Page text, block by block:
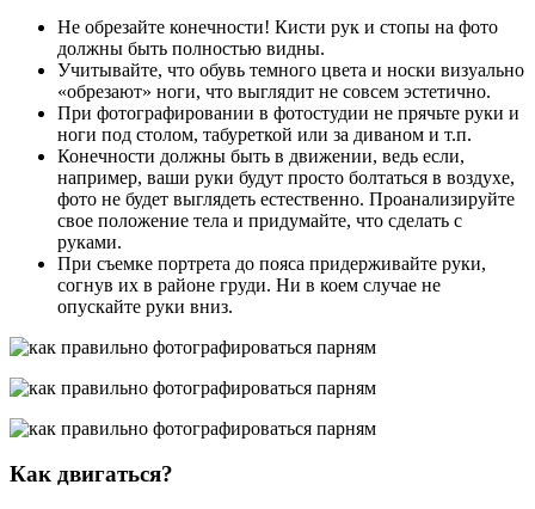
Не обрезайте конечности! Кисти рук и стопы на фото
должны быть полностью видны.
Учитывайте, что обувь темного цвета и носки визуально
«обрезают» ноги, что выглядит не совсем эстетично.
При фотографировании в фотостудии не прячьте руки и
ноги под столом, табуреткой или за диваном и т.п.
Конечности должны быть в движении, ведь если,
например, ваши руки будут просто болтаться в воздухе,
фото не будет выглядеть естественно. Проанализируйте
свое положение тела и придумайте, что сделать с
руками.
При съемке портрета до пояса придерживайте руки,
согнув их в районе груди. Ни в коем случае не
опускайте руки вниз.
Как двигаться?